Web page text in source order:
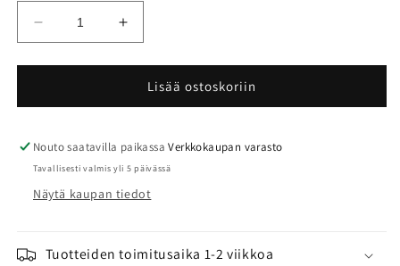
Vähennä
tuotteen
Topoint
beginner
jousisetti
määrää
Lisää
tuotteen
Topoint
beginner
jousisetti
määrää
Lisää ostoskoriin
Nouto saatavilla paikassaVerkkokaupan varasto
Tavallisesti valmis yli 5 päivässä
Näytä kaupan tiedot
Tuotteiden toimitusaika 1-2 viikkoa